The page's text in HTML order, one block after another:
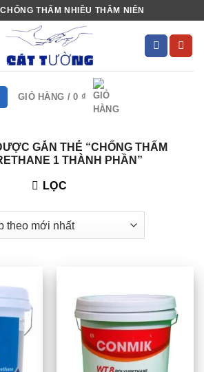
THẤM NHIỀU THÂM NIÊN
GIỎ HÀNG /0 ₫
GẮN THẺ “CHỐNG THẤM
1 THÀNH PHẦN”
LỌC